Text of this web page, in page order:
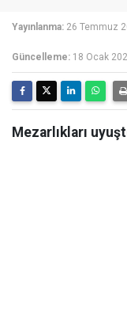
Yayınlanma: 26 Temmuz
Güncelleme: 18 Ocak
Mezarlıkları